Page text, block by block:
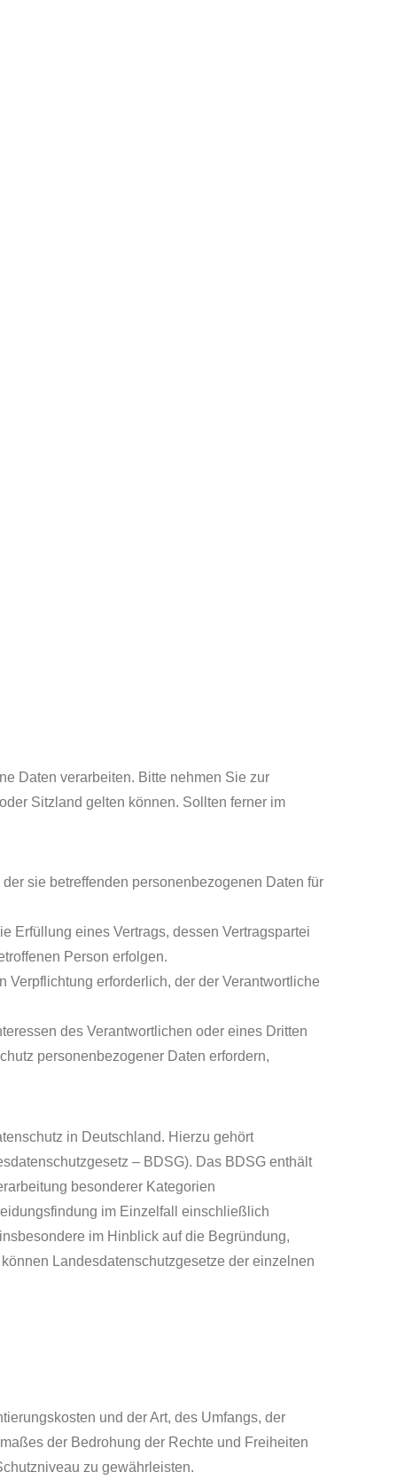
Daten verarbeiten. Bitte nehmen Sie zur
Sitzland gelten können. Sollten ferner im
sie betreffenden personenbezogenen Daten für
Erfüllung eines Vertrags, dessen Vertragspartei
Person erfolgen.
erforderlich, der der Verantwortliche
des Verantwortlichen oder eines Dritten
personenbezogener Daten erfordern,
in Deutschland. Hierzu gehört
– BDSG). Das BDSG enthält
besonderer Kategorien
im Einzelfall einschließlich
im Hinblick auf die Begründung,
Landesdatenschutzgesetze der einzelnen
und der Art, des Umfangs, der
der Bedrohung der Rechte und Freiheiten
zu gewährleisten.